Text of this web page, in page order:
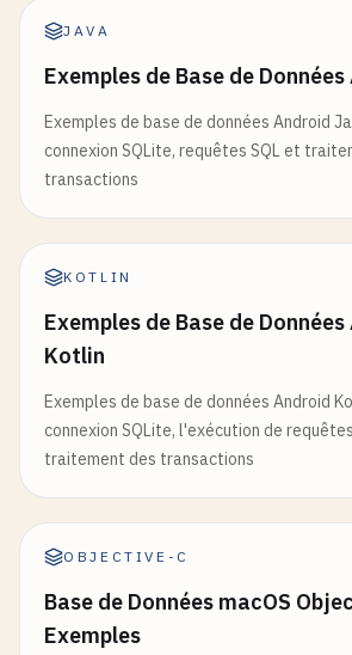
JAVA
Exemples de Base de
Exemples de base de données Android
connexion SQLite, requêtes SQL et
transactions
KOTLIN
Exemples de Base de
Kotlin
Exemples de base de données Android
connexion SQLite, l'exécution de
traitement des transactions
OBJECTIVE-C
Base de Données macOS
Exemples